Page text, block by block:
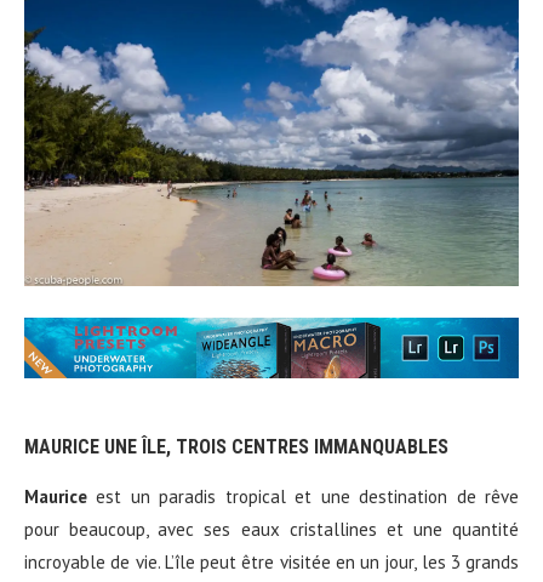
MAURICE UNE ÎLE, TROIS CENTRES IMMANQUABLES
Maurice est un paradis tropical et une destination de rêve
pour beaucoup, avec ses eaux cristallines et une quantité
incroyable de vie. L’île peut être visitée en un jour, les 3 grands